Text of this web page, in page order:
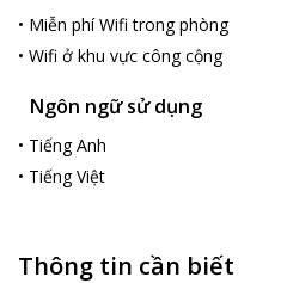
• Miễn phí Wifi trong phòng
• Wifi ở khu vực công cộng
Ngôn ngữ sử dụng
• Tiếng Anh
• Tiếng Việt
Thông tin cần biết